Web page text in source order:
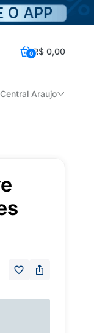
0R$ 0,00
Central Araujo